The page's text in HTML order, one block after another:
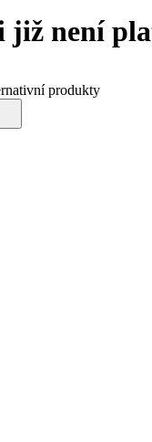
již není
produkty